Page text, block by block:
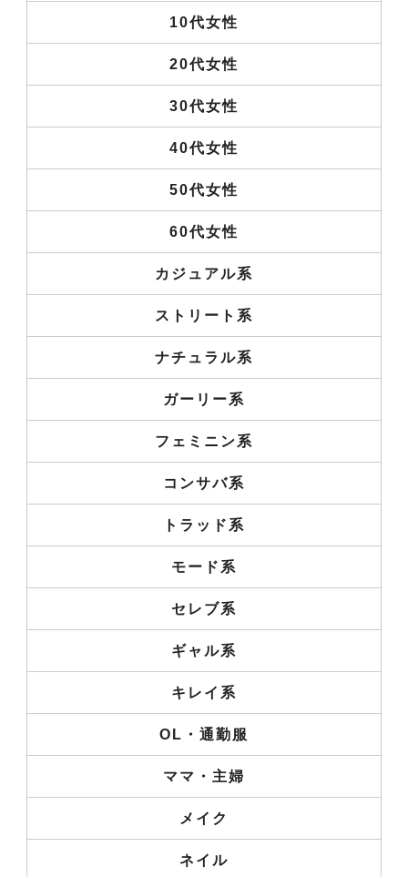
10代女性
20代女性
30代女性
40代女性
50代女性
60代女性
カジュアル系
ストリート系
ナチュラル系
ガーリー系
フェミニン系
コンサバ系
トラッド系
モード系
セレブ系
ギャル系
キレイ系
OL・通勤服
ママ・主婦
メイク
ネイル